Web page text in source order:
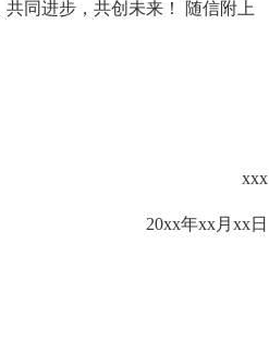
同进步，共创未来！ 随信附上
xxx
20xx年xx月xx日